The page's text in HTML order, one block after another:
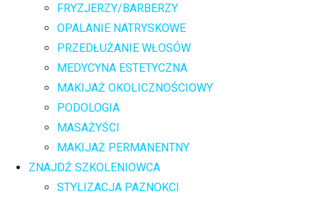
FRYZJERZY/BARBERZY
OPALANIE NATRYSKOWE
PRZEDŁUŻANIE WŁOSÓW
MEDYCYNA ESTETYCZNA
MAKIJAŻ OKOLICZNOŚCIOWY
PODOLOGIA
MASAŻYŚCI
MAKIJAŻ PERMANENTNY
ZNAJDŹ SZKOLENIOWCA
STYLIZACJA PAZNOKCI